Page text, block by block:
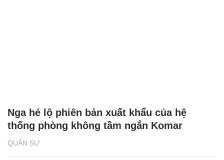
QUÂN SỰ
Nga hé lộ phiên bản xuất khẩu của hệ
thống phòng không tầm ngắn Komar